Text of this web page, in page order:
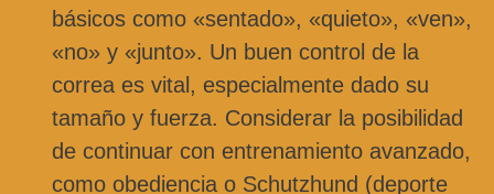
básicos como «sentado», «quieto», «ven»,
«no» y «junto». Un buen control de la
correa es vital, especialmente dado su
tamaño y fuerza. Considerar la posibilidad
de continuar con entrenamiento avanzado,
como obediencia o Schutzhund (deporte